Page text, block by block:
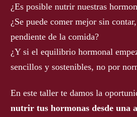
¿Es posible nutrir nuestras
¿Se puede comer mejor sin
pendiente de la comida?
¿Y si el equilibrio hormonal
sencillos y sostenibles, no por
En este taller te damos la
nutrir tus hormonas desde una